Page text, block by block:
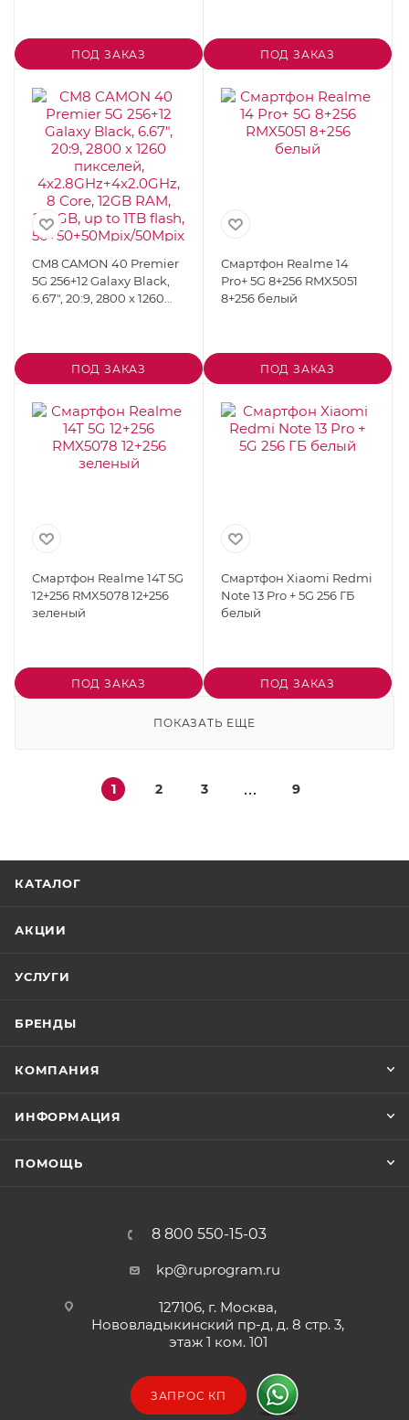
ПОД ЗАКАЗ ПОД ЗАКАЗ
CM8 CAMON 40 Premier
5G 256+12 Galaxy Black,
6.67", 20:9, 2800 x 1260
Core, 12GB RAM, 256GB,
up to 1TB flash,
50+50+50Mpix/50Mpix, 2
Sim, 4G, 5G, BT v5.4, WiFi
802.11 b/g/n, GPS/AGPS,
GLONASS,NFC, Type-C,
5000mAh, Android 15
ПОД ЗАКАЗ
Смартфон Realme 14
Pro+ 5G 8+256 RMX5051
8+256 белый
ПОД ЗАКАЗ
Смартфон Realme 14T 5G
12+256 RMX5078 12+256
зеленый
ПОД ЗАКАЗ
Смартфон Xiaomi Redmi
Note 13 Pro + 5G 256 ГБ
белый
ПОД ЗАКАЗ
ПОКАЗАТЬ ЕЩЕ
1 2 3 9
КАТАЛОГ
АКЦИИ
УСЛУГИ
БРЕНДЫ
КОМПАНИЯ
ИНФОРМАЦИЯ
ПОМОЩЬ
8 800 550-15-03
kp@ruprogram.ru
127106, г. Москва,
Нововладыкинский пр-д, д. 8 стр. 3,
этаж 1 ком. 101
ЗАПРОС КП